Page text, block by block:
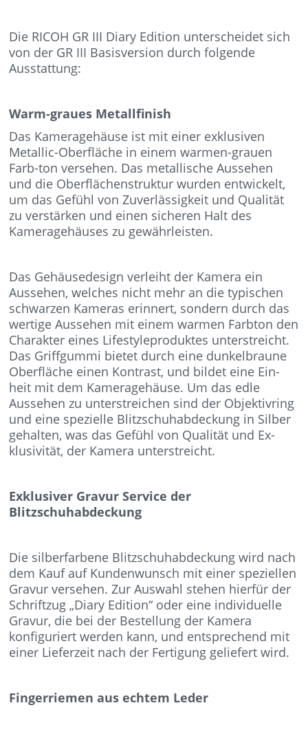
Die RICOH GR III Diary Edition unterscheidet sich
von der GR III Basisversion durch folgende
Ausstattung:
Warm-graues Metallfinish
Das Kameragehäuse ist mit einer exklusiven
Metallic-Oberfläche in einem warmen-grauen
Farb-ton versehen. Das metallische Aussehen
und die Oberflächenstruktur wurden entwickelt,
um das Gefühl von Zuverlässigkeit und Qualität
zu verstärken und einen sicheren Halt des
Kameragehäuses zu gewährleisten.
Das Gehäusedesign verleiht der Kamera ein
Aussehen, welches nicht mehr an die typischen
schwarzen Kameras erinnert, sondern durch das
wertige Aussehen mit einem warmen Farbton den
Charakter eines Lifestyleproduktes unterstreicht.
Das Griffgummi bietet durch eine dunkelbraune
Oberfläche einen Kontrast, und bildet eine Ein-
heit mit dem Kameragehäuse. Um das edle
Aussehen zu unterstreichen sind der Objektivring
und eine spezielle Blitzschuhabdeckung in Silber
gehalten, was das Gefühl von Qualität und Ex-
klusivität, der Kamera unterstreicht.
Exklusiver Gravur Service der
Blitzschuhabdeckung
Die silberfarbene Blitzschuhabdeckung wird nach
dem Kauf auf Kundenwunsch mit einer speziellen
Gravur versehen. Zur Auswahl stehen hierfür der
Schriftzug „Diary Edition“ oder eine individuelle
Gravur, die bei der Bestellung der Kamera
konfiguriert werden kann, und entsprechend mit
einer Lieferzeit nach der Fertigung geliefert wird.
Fingerriemen aus echtem Leder